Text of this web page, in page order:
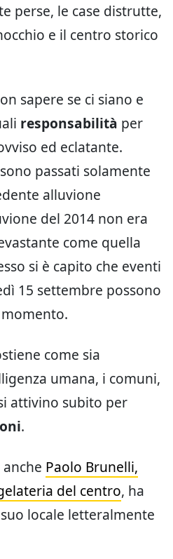
perse, le case distrutte,
e il centro storico
sapere se ci siano e
responsabilità per
ed eclatante.
passati solamente
alluvione
del 2014 non era
come quella
si è capito che eventi
15 settembre possono
come sia
umana, i comuni,
attivino subito per
.
Paolo Brunelli,
del centro, ha
locale letteralmente